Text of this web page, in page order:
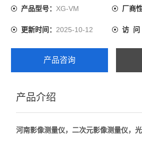
泛适用于电子、精密仪器仪表、刀夹
等院校、科研院所等行业及相关计量部
产品型号：XG-VM 厂商
更新时间：2025-10-12 访 问
产品咨询
产品介绍
河南影像测量仪，二次元影像测量仪，